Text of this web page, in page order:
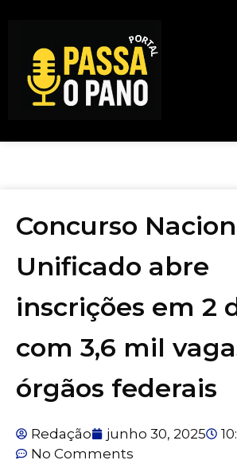
Concurso
Unificado abre
inscrições em 2
com 3,6 mil
órgãos federais
Redação junho 30, 2025
No Comments